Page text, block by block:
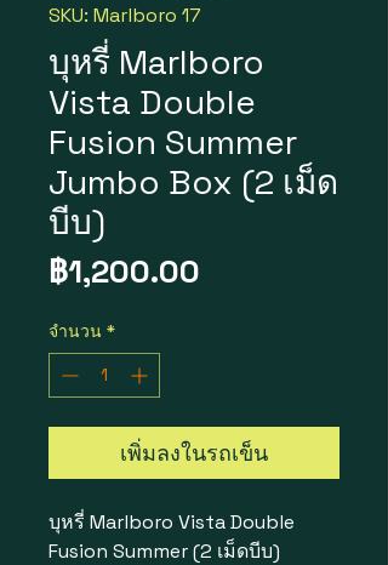
SKU: Marlboro 17
บุหรี่ Marlboro
Vista Double
Fusion Summer
Jumbo Box (2 เม็ด
บีบ)
฿1,200.00
จำนวน *
เพิ่มลงในรถเข็น
บุหรี่ Marlboro Vista Double
Fusion Summer (2 เม็ดบีบ)